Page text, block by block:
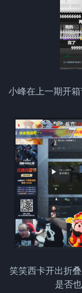
小峰在上一期开
笑笑西卡开出折
是否